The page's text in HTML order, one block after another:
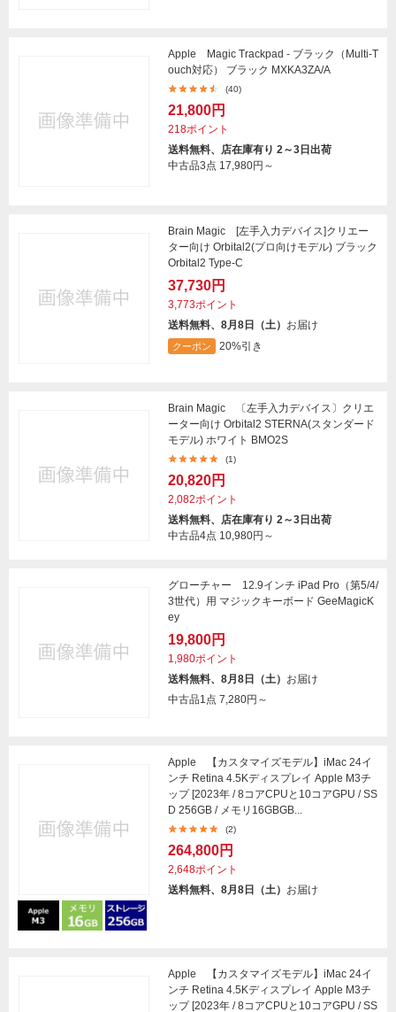
Apple Magic Trackpad - ブラック（Multi-T
ouch対応） ブラック MXKA3ZA/A
(40)
21,800円
218ポイント
送料無料、店在庫有り 2～3日出荷
中古品3点 17,980円～
Brain Magic [左手入力デバイス]クリエー
ター向け Orbital2(プロ向けモデル) ブラック
Orbital2 Type-C
37,730円
3,773ポイント
送料無料、8月8日（土） お届け
クーポン 20%引き
Brain Magic 〔左手入力デバイス〕クリエ
ーター向け Orbital2 STERNA(スタンダード
モデル) ホワイト BMO2S
(1)
20,820円
2,082ポイント
送料無料、店在庫有り 2～3日出荷
中古品4点 10,980円～
グローチャー 12.9インチ iPad Pro（第5/4/
3世代）用 マジックキーボード GeeMagicK
ey
19,800円
1,980ポイント
送料無料、8月8日（土） お届け
中古品1点 7,280円～
Apple 【カスタマイズモデル】iMac 24イ
ンチ Retina 4.5Kディスプレイ Apple M3チ
ップ [2023年 / 8コアCPUと10コアGPU / SS
D 256GB / メモリ16GBGB...
(2)
264,800円
2,648ポイント
送料無料、8月8日（土） お届け
Apple 【カスタマイズモデル】iMac 24イ
ンチ Retina 4.5Kディスプレイ Apple M3チ
ップ [2023年 / 8コアCPUと10コアGPU / SS